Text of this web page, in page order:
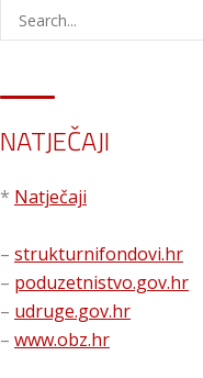
NATJEČAJI
* Natječaji
– strukturnifondovi.hr
– poduzetnistvo.gov.hr
– udruge.gov.hr
– www.obz.hr